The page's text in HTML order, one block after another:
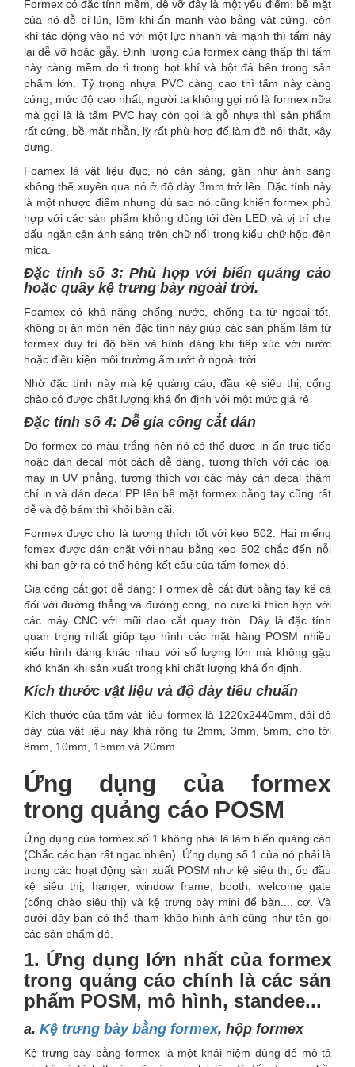
Formex có đặc tính mềm, dễ vỡ đây là một yếu điểm: bề mặt
của nó dễ bị lún, lõm khi ấn mạnh vào bằng vật cứng, còn
khi tác động vào nó với một lực nhanh và mạnh thì tấm này
lại dễ vỡ hoặc gẫy. Định lượng của formex càng thấp thì tấm
này càng mềm do tỉ trọng bọt khí và bột đá bên trong sản
phẩm lớn. Tỷ trọng nhựa PVC càng cao thì tấm này càng
cứng, mức độ cao nhất, người ta không gọi nó là formex nữa
mà gọi là là tấm PVC hay còn gọi là gỗ nhựa thì sản phẩm
rất cứng, bề mặt nhẵn, lỳ rất phù hợp để làm đồ nội thất, xây
dựng.
Foamex là vật liệu đục, nó cản sáng, gần như ánh sáng
không thể xuyên qua nó ở độ dày 3mm trở lên. Đặc tính này
là một nhược điểm nhưng dù sao nó cũng khiến formex phù
hợp với các sản phẩm không dùng tới đèn LED và vị trí che
dấu ngăn cản ánh sáng trên chữ nổi trong kiểu chữ hộp đèn
mica.
Đặc tính số 3: Phù hợp với biển quảng cáo
hoặc quầy kệ trưng bày ngoài trời.
Foamex có khả năng chống nước, chống tia tử ngoại tốt,
không bị ăn mòn nên đặc tính này giúp các sản phẩm làm từ
formex duy trì độ bền và hình dáng khi tiếp xúc với nước
hoặc điều kiện môi trường ẩm ướt ở ngoài trời.
Nhờ đặc tính này mà kệ quảng cáo, đầu kệ siêu thị, cổng
chào có được chất lượng khá ổn định với một mức giá rẻ
Đặc tính số 4: Dễ gia công cắt dán
Do formex có màu trắng nên nó có thể được in ấn trực tiếp
hoặc dán decal một cách dễ dàng, tương thích với các loại
máy in UV phẳng, tương thích với các máy cán decal thậm
chí in và dán decal PP lên bề mặt formex bằng tay cũng rất
dễ và độ bám thì khỏi bàn cãi.
Formex được cho là tương thích tốt với keo 502. Hai miếng
fomex được dán chặt với nhau bằng keo 502 chắc đến nỗi
khi bạn gỡ ra có thể hỏng kết cấu của tấm fomex đó.
Gia công cắt gọt dễ dàng: Formex dễ cắt đứt bằng tay kể cả
đối với đường thẳng và đường cong, nó cực kì thích hợp với
các máy CNC với mũi dao cắt quay tròn. Đây là đặc tính
quan trọng nhất giúp tạo hình các mặt hàng POSM nhiều
kiểu hình dáng khác nhau với số lượng lớn mà không gặp
khó khăn khi sản xuất trong khi chất lượng khá ổn định.
Kích thước vật liệu và độ dày tiêu chuẩn
Kích thước của tấm vật liệu formex là 1220x2440mm, dải độ
dày của vật liệu này khá rộng từ 2mm, 3mm, 5mm, cho tới
8mm, 10mm, 15mm và 20mm.
Ứng dụng của formex
trong quảng cáo POSM
Ứng dụng của formex số 1 không phải là làm biển quảng cáo
(Chắc các bạn rất ngạc nhiên). Ứng dụng số 1 của nó phải là
trong các hoạt động sản xuất POSM như kệ siêu thị, ốp đầu
kệ siêu thị, hanger, window frame, booth, welcome gate
(cổng chào siêu thị) và kệ trưng bày mini để bàn.... cơ. Và
dưới đây bạn có thể tham khảo hình ảnh cũng như tên gọi
các sản phẩm đó.
1. Ứng dụng lớn nhất của formex
trong quảng cáo chính là các sản
phẩm POSM, mô hình, standee...
a. Kệ trưng bày bằng formex, hộp formex
Kệ trưng bày bằng formex là một khái niệm dùng để mô tả